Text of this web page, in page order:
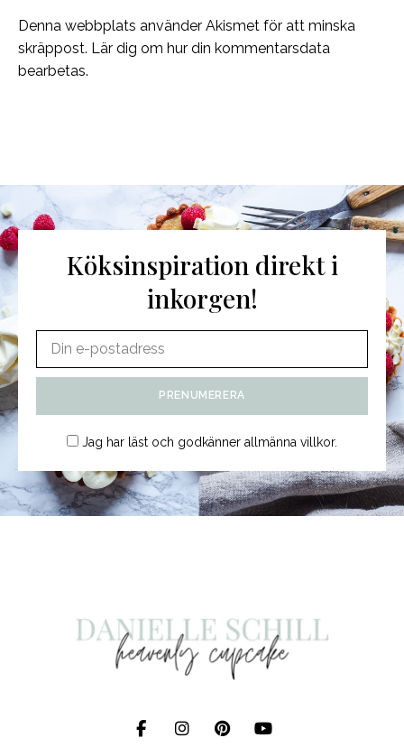
Denna webbplats använder Akismet för att minska
skräppost. Lär dig om hur din kommentarsdata
bearbetas.
Köksinspiration direkt i
inkorgen!
Jag har läst och godkänner allmänna villkor.